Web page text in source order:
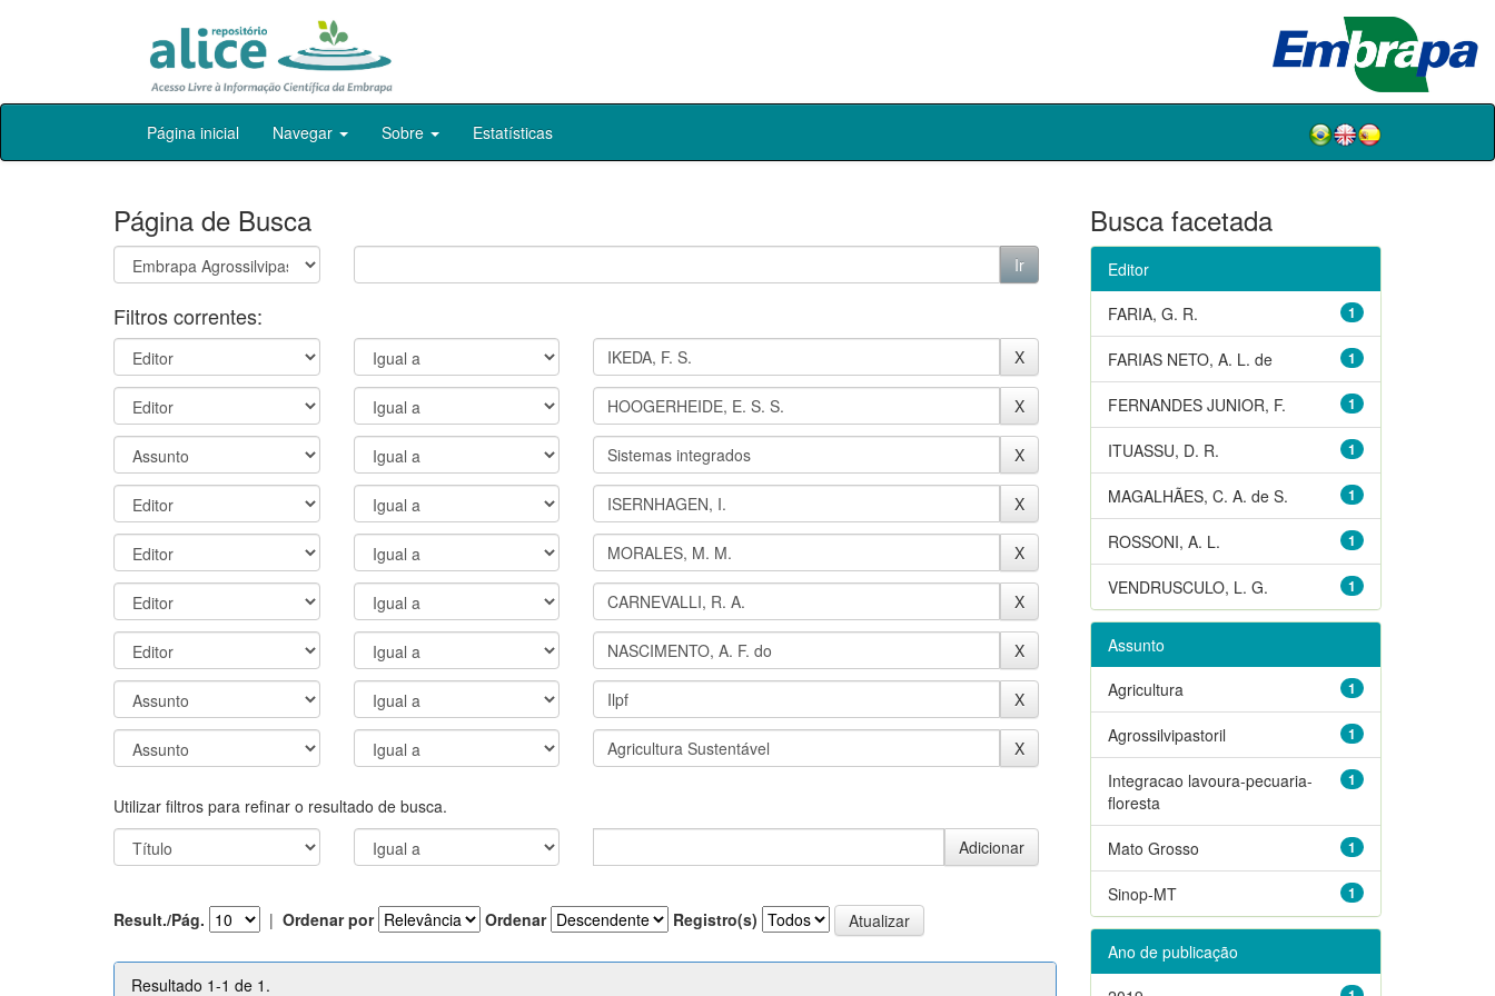
Skip
Página inicial Navegar Sobre Estatísticas
Página de Busca
Filtros correntes:
Utilizar filtros para refinar o resultado de busca.
Result./Pág. | Ordenar por Ordenar Registro(s)
Resultado 1-1 de 1.
Busca facetada
Editor
1
FARIA, G. R.
1
FARIAS NETO, A. L. de
1
FERNANDES JUNIOR, F.
1
ITUASSU, D. R.
1
MAGALHÃES, C. A. de S.
1
ROSSONI, A. L.
1
VENDRUSCULO, L. G.
Assunto
1
Agricultura
1
Agrossilvipastoril
1
Integracao lavoura-pecuaria-
floresta
1
Mato Grosso
1
Sinop-MT
Ano de publicação